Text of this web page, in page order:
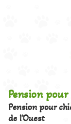
Pension
Pension pour
de l'Ouest